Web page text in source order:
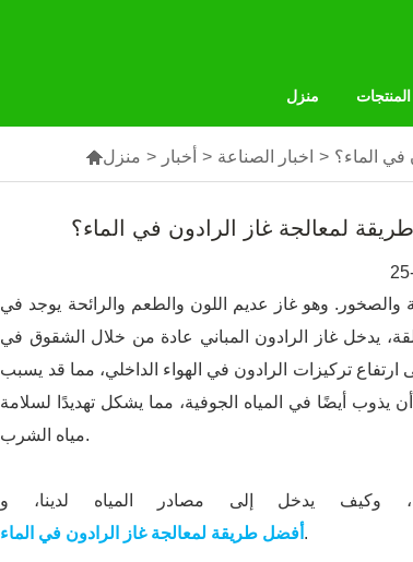
منزل المنتجات
منزل > أخبار > اخبار الصناعة > في الماء؟
لمعالجة غاز الرادون في الماء؟
والصخور. وهو غاز عديم اللون والطعم والرائحة يوجد في
يدخل غاز الرادون المباني عادة من خلال الشقوق في
تركيزات الرادون في الهواء الداخلي، مما قد يسبب
أيضًا في المياه الجوفية، مما يشكل تهديدًا لسلامة
مياه الشرب.
وكيف يدخل إلى مصادر المياه لدينا، و
أفضل طريقة لمعالجة غاز الرادون في الماء .